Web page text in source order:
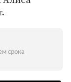
срока